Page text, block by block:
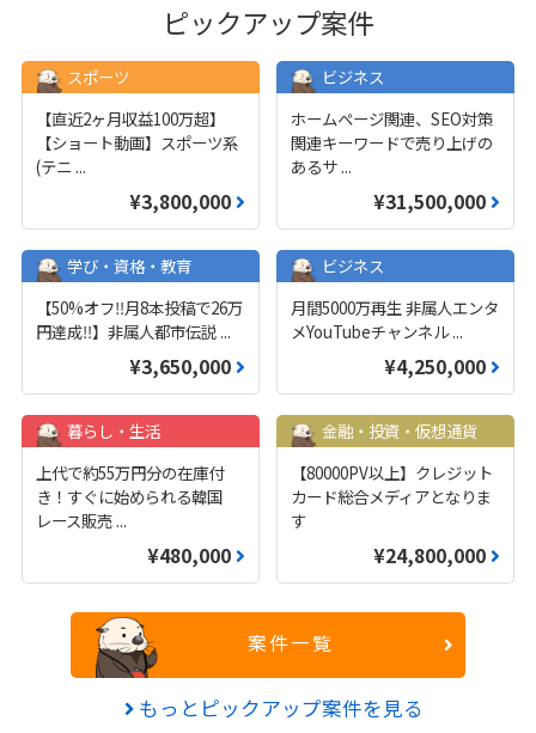
ピックアップ案件
スポーツ
【直近2ヶ月収益100万超】
【ショート動画】スポーツ系
(テニ ...
¥3,800,000
ビジネス
ホームページ関連、SEO対策
関連キーワードで売り上げの
あるサ ...
¥31,500,000
学び・資格・教育
【50%オフ‼️月8本投稿で26万
円達成‼️】非属人都市伝説 ...
¥3,650,000
ビジネス
月間5000万再生 非属人エンタ
メYouTubeチャンネル...
¥4,250,000
暮らし・生活
上代で約55万円分の在庫付
き！すぐに始められる韓国
レース販売 ...
¥480,000
金融・投資・仮想通貨
【80000PV以上】クレジット
カード総合メディアとなりま
す
¥24,800,000
案件一覧
もっとピックアップ案件を見る